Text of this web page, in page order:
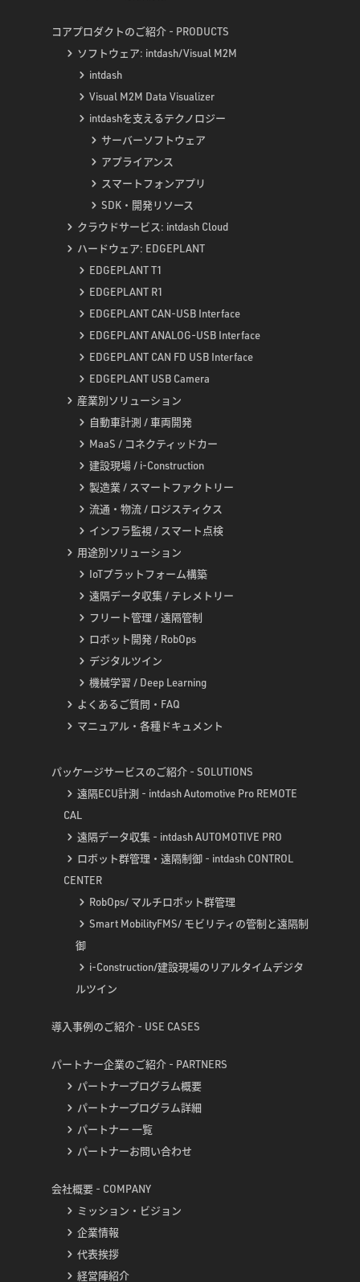
コアプロダクトのご紹介 - PRODUCTS
ソフトウェア: intdash/Visual M2M
intdash
Visual M2M Data Visualizer
intdashを支えるテクノロジー
サーバーソフトウェア
アプライアンス
スマートフォンアプリ
SDK・開発リソース
クラウドサービス: intdash Cloud
ハードウェア: EDGEPLANT
EDGEPLANT T1
EDGEPLANT R1
EDGEPLANT CAN-USB Interface
EDGEPLANT ANALOG-USB Interface
EDGEPLANT CAN FD USB Interface
EDGEPLANT USB Camera
産業別ソリューション
自動車計測 / 車両開発
MaaS / コネクティッドカー
建設現場 / i-Construction
製造業 / スマートファクトリー
流通・物流 / ロジスティクス
インフラ監視 / スマート点検
用途別ソリューション
IoTプラットフォーム構築
遠隔データ収集 / テレメトリー
フリート管理 / 遠隔管制
ロボット開発 / RobOps
デジタルツイン
機械学習 / Deep Learning
よくあるご質問・FAQ
マニュアル・各種ドキュメント
パッケージサービスのご紹介 - SOLUTIONS
遠隔ECU計測 - intdash Automotive Pro REMOTE
CAL
遠隔データ収集 - intdash AUTOMOTIVE PRO
ロボット群管理・遠隔制御 - intdash CONTROL
CENTER
RobOps/ マルチロボット群管理
Smart MobilityFMS/ モビリティの管制と遠隔制
御
i-Construction/建設現場のリアルタイムデジタ
ルツイン
導入事例のご紹介 - USE CASES
パートナー企業のご紹介 - PARTNERS
パートナープログラム概要
パートナープログラム詳細
パートナー 一覧
パートナーお問い合わせ
会社概要 - COMPANY
ミッション・ビジョン
企業情報
代表挨拶
経営陣紹介